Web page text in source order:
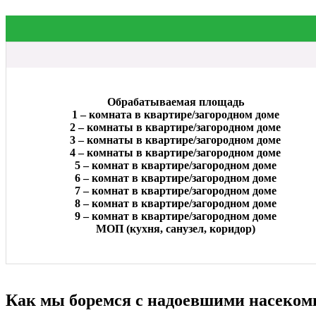
Обрабатываемая площадь
1 – комната в квартире/загородном доме
2 – комнаты в квартире/загородном доме
3 – комнаты в квартире/загородном доме
4 – комнаты в квартире/загородном доме
5 – комнат в квартире/загородном доме
6 – комнат в квартире/загородном доме
7 – комнат в квартире/загородном доме
8 – комнат в квартире/загородном доме
9 – комнат в квартире/загородном доме
МОП (кухня, санузел, коридор)
Как мы боремся с надоевшими